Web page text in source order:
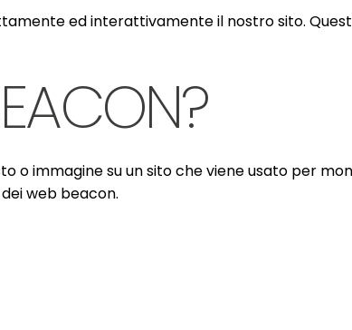
ed interattivamente il nostro sito.
o immagine su un sito che viene usato per
web beacon.